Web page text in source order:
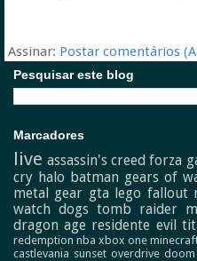
Assinar: Postar comentários
Pesquisar este blog
Marcadores
live assassin's creed forza
cry halo batman gears of
metal gear gta lego fallout
watch dogs tomb raider
dragon age residente evil
redemption nba xbox one
castlevania sunset overdrive doom